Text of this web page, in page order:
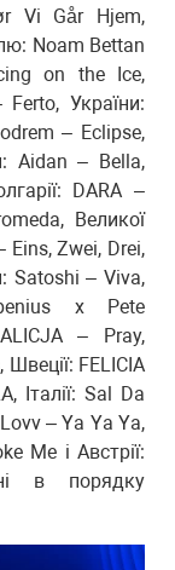
Vi Går Hjem,
Noam Bettan
on the Ice,
України:
– Eclipse,
Aidan – Bella,
DARA –
Великої
Eins, Zwei, Drei,
Satoshi – Viva,
x Pete
– Pray,
FELICIA
Італії: Sal Da
– Ya Ya Ya,
Me і Австрії:
в порядку